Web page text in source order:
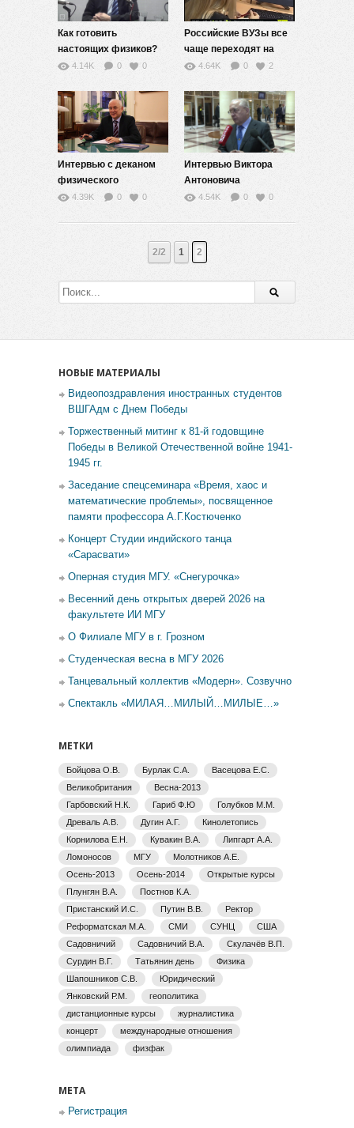
Как готовить
настоящих физиков?
4.14K 0 0
Российские ВУЗы все
чаще переходят на
дистанционное
4.64K 0 2
Интервью с деканом
физического
факультета Сысоевым
4.39K 0 0
Интервью Виктора
Антоновича
Садовничего
4.54K 0 0
2/2 1 2
НОВЫЕ МАТЕРИАЛЫ
Видеопоздравления иностранных студентов
ВШГАдм с Днем Победы
Торжественный митинг к 81-й годовщине
Победы в Великой Отечественной войне 1941-
1945 гг.
Заседание спецсеминара «Время, хаос и
математические проблемы», посвященное
памяти профессора А.Г.Костюченко
Концерт Студии индийского танца
«Сарасвати»
Оперная студия МГУ. «Снегурочка»
Весенний день открытых дверей 2026 на
факультете ИИ МГУ
О Филиале МГУ в г. Грозном
Студенческая весна в МГУ 2026
Танцевальный коллектив «Модерн». Созвучно
Спектакль «МИЛАЯ…МИЛЫЙ…МИЛЫЕ…»
МЕТКИ
Бойцова О.В. Бурлак С.А.
Васецова Е.С.
Великобритания
Весна-2013
Гарбовский Н.К.
Гариб Ф.Ю
Голубков М.М.
Древаль А.В.
Дугин А.Г.
Кинолетопись
Корнилова Е.Н.
Кувакин В.А.
Липгарт А.А.
Ломоносов
МГУ
Молотников А.Е.
Осень-2013
Осень-2014
Открытые курсы
Плунгян В.А.
Постнов К.А.
Пристанский И.С.
Путин В.В.
Ректор
Реформатская М.А.
СМИ СУНЦ
США
Садовничий
Садовничий В.А.
Скулачёв В.П.
Сурдин В.Г.
Татьянин день
Физика
Шапошников С.В.
Юридический
Янковский Р.М.
геополитика
дистанционные курсы
журналистика
концерт
международные отношения
олимпиада
физфак
МЕТА
Регистрация